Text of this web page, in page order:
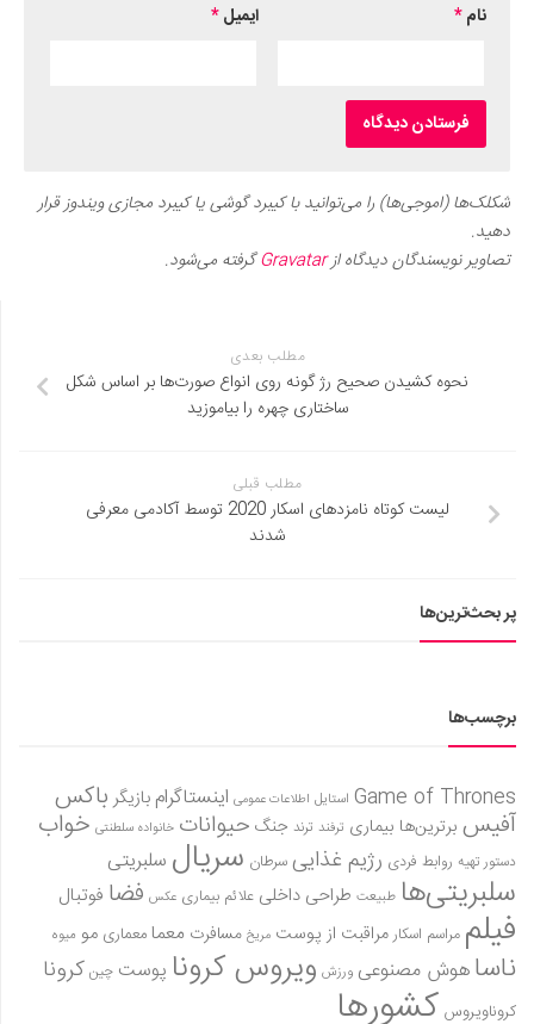
نام* ایمیل*
شکلک‌ها (اموجی‌ها) را می‌توانید با کیبرد گوشی یا کیبرد مجازی ویندوز قرار
دهید.
تصاویر نویسندگان دیدگاه ازGravatarگرفته می‌شود.
مطلب بعدی
نحوه کشیدن صحیح رژ گونه روی انواع صورت‌ها بر اساس شکل
ساختاری چهره را بیاموزید
مطلب قبلی
لیست کوتاه نامزدهای اسکار 2020 توسط آکادمی معرفی
شدند
پر بحث‌ترین‌ها
برچسب‌ها
Game of Thrones استایل اطلاعات عمومی اینستاگرام بازیگر باکس
آفیس برترین‌ها بیماری ترفند ترند جنگ حیوانات خانواده سلطنتی خواب
دستور تهیه روابط فردی رژیم غذاییسرطان سریال سلبریتی
سلبریتی‌ها طبیعت طراحی داخلی علائم بیماری عکس فضا فوتبال
فیلم مراسم اسکارمراقبت از پوست مریخ مسافرت معمامعماری مو میوه
ناساهوش مصنوعی ورزش ویروس کرونا پوست چین کرونا
کروناویروس کشورها